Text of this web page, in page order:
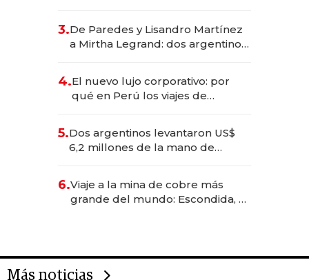
las marcas "fast premium"
3.De Paredes y Lisandro Martínez
a Mirtha Legrand: dos argentinos
4.El nuevo lujo corporativo: por
qué en Perú los viajes de
para convertirse en experiencias
transformadoras
5.Dos argentinos levantaron US$
6,2 millones de la mano de
6.Viaje a la mina de cobre más
grande del mundo: Escondida, el
Más noticias